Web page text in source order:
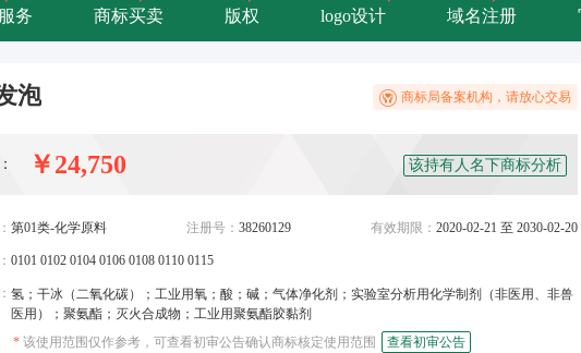
务 商标买卖 版权 logo设计 域名注册
泡 商标局备案机构，请放心交易
￥24,750 该持有人名下商标分析
第01类-化学原料 注册号： 38260129 有效期限： 2020-02-21 至 2030-02-20
0101 0102 0104 0106 0108 0110 0115
氢；干冰（二氧化碳）；工业用氧；酸；碱；气体净化剂；实验室分析用化学制剂（非医用、非兽
医用）；聚氨酯；灭火合成物；工业用聚氨酯胶黏剂
* 该使用范围仅作参考，可查看初审公告确认商标核定使用范围 查看初审公告